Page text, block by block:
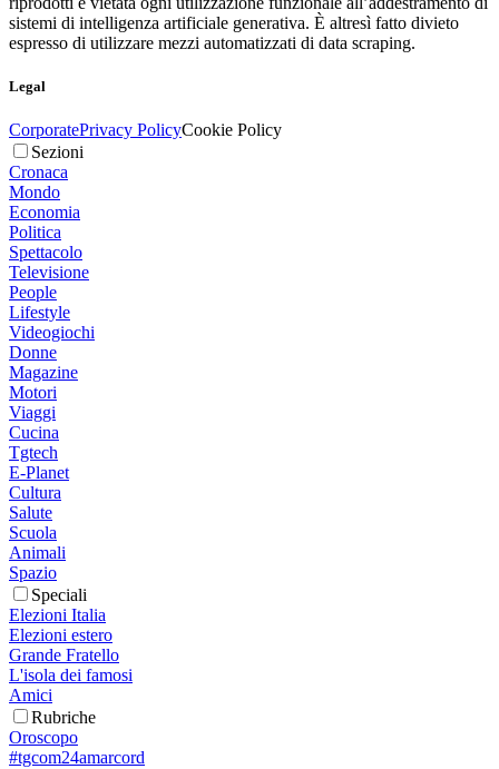
sistemi di intelligenza artificiale generativa. È altresì fatto divieto
espresso di utilizzare mezzi automatizzati di data scraping.
Legal
CorporatePrivacy PolicyCookie Policy
Sezioni
Cronaca
Mondo
Economia
Politica
Spettacolo
Televisione
People
Lifestyle
Videogiochi
Donne
Magazine
Motori
Viaggi
Cucina
Tgtech
E-Planet
Cultura
Salute
Scuola
Animali
Spazio
Speciali
Elezioni Italia
Elezioni estero
Grande Fratello
L'isola dei famosi
Amici
Rubriche
Oroscopo
#tgcom24amarcord